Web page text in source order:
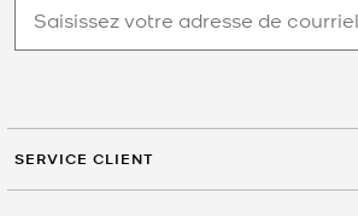
SERVICE CLIENT